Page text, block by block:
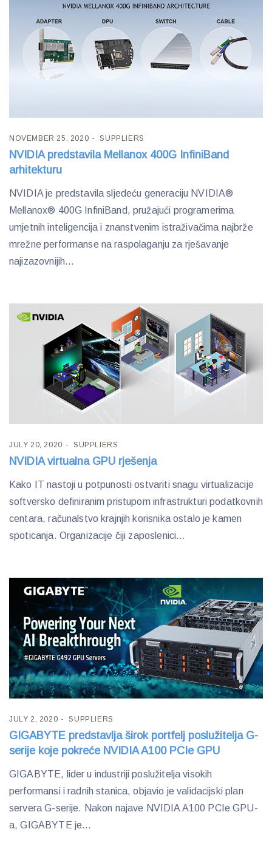
NOVEMBER 25, 2020 SUPPLIERS
NVIDIA predstavila Mellanox 400G InfiniBand
arhitekturu
NVIDIA je predstavila sljedeću generaciju NVIDIA®
Mellanox® 400G InfiniBand, pružajući programerima
umjetnih inteligencija i znanstvenim istraživačima najbrže
mrežne performanse na raspolaganju za rješavanje
najizazovnijih...
JULY 20, 2020 SUPPLIERS
NVIDIA virtualna GPU rješenja
Kako IT nastoji u potpunosti ostvariti snagu virtualizacije
softversko definiranim pristupom infrastrukturi podatkovnih
centara, računalstvo krajnjih korisnika ostalo je kamen
spoticanja. Organizacije čiji zaposlenici...
JULY 2, 2020 SUPPLIERS
GIGABYTE predstavlja širok portfelj poslužitelja G-
serije koje pokreće NVIDIA A100 PCIe GPU
GIGABYTE, lider u industriji poslužitelja visokih
performansi i radnih stanica, objavio je validacijski plan
servera G-serije. Nakon najave NVIDIA A100 PCIe GPU-
a, GIGABYTE je...